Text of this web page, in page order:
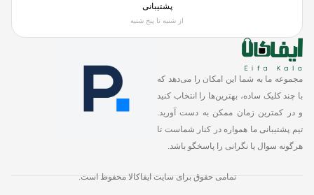
پشتیبانی
از شنبه تا پنج شنبه
مجموعه ما به شما این امکان را می‌دهد که
با چند کلیک ساده، بهترین‌ها را انتخاب کنید
و در کمترین زمان ممکن به دست آورید.
تیم پشتیبانی ما همواره در کنار شماست تا
هرگونه سوال یا نگرانی را پاسخگو باشد.
تمامی حقوق برای سایت ایفاکالا محفوظ است.